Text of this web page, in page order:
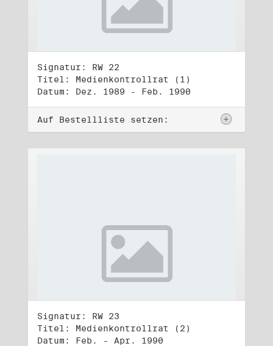
Signatur: RW 22
Titel: Medienkontrollrat (1)
Datum: Dez. 1989 - Feb. 1990
Auf Bestellliste setzen:
Signatur: RW 23
Titel: Medienkontrollrat (2)
Datum: Feb. - Apr. 1990